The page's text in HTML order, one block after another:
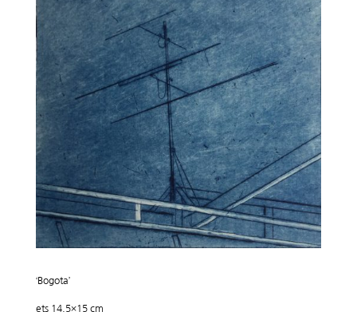
‘Bogota’
ets 14,5×15 cm